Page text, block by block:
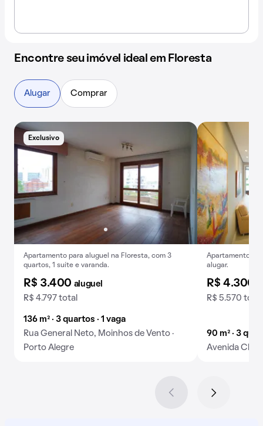
Encontre seu imóvel ideal em Floresta
Exclusivo
Apartamento para aluguel na Floresta, com 3
quartos, 1 suíte e varanda.
R$ 3.400 aluguel
R$ 4.797 total
136 m² · 3 quartos · 1 vaga
Rua General Neto, Moinhos de Vento ·
Porto Alegre
Apartamento
alugar.
R$ 4.300
R$ 5.570 total
90 m² · 3
Avenida
Alugar Comprar